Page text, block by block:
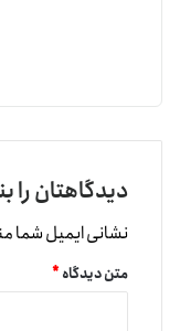
دیدگاهتان را
نشانی ایمیل شما
متن دیدگاه*